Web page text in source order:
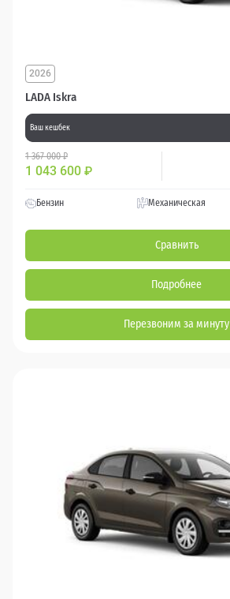
LADA Iskra
2026
Ваш кешбек
1 367 000 ₽
1 043 600 ₽
Бензин Механическая
Сравнить
Подробнее
Перезвоним за минуту